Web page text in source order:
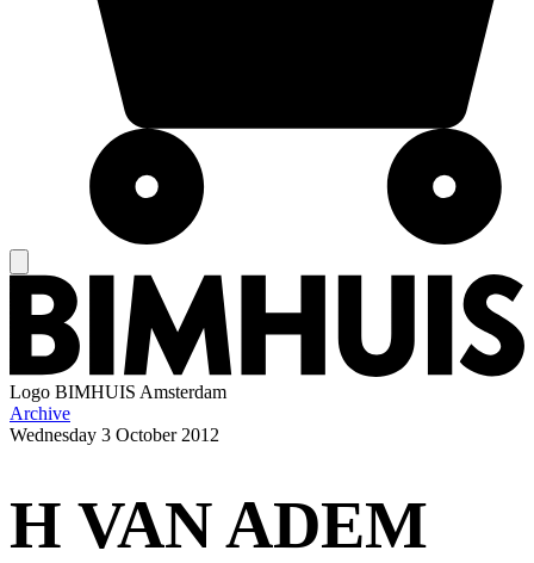
Logo BIMHUIS Amsterdam
Archive
Wednesday 3 October 2012
H VAN ADEM